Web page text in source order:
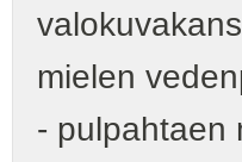
mielen
- pulpahtaen